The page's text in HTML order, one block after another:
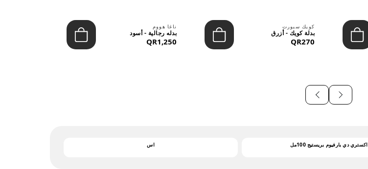
كويك سبورت
بدلة كويك - أزرق
QR270
ناغا هووم
بدله رجالية - أسود
QR1,250
اكستري دي بارفيوم بريستيج 100مل اس